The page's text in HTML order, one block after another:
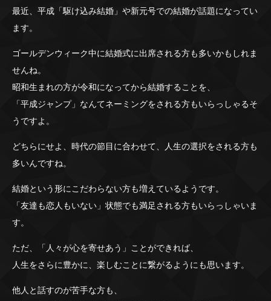
最近、平成「駆け込み結婚」や新元号での結婚が話題になってい
ます。
ゴールデンウィーク中に結婚式に出席される方も多いかもしれま
せんね。
昭和生まれの方が令和になってから結婚することを、
「平成ジャンプ」なんてネーミングをされる方もいらっしゃるそ
うですよ。
どちらにせよ、時代の節目に合わせて、人生の選択をされる方も
多いんですね。
結婚という形にこだわらない方も増えているようです。
「友達も恋人もいない」状態でも満足される方もいらっしゃいま
す。
ただ、「人々が心を寄せあう」ことができれば、
人生をさらに豊かに、楽しむことに繋がるようにも思います。
他人と話すのが苦手な方も、